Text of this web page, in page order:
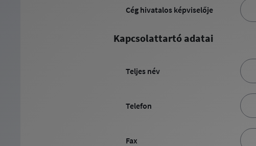
Cég hivatalos képviselője
Kapcsolattartó adatai
Teljes név
Telefon
Fax